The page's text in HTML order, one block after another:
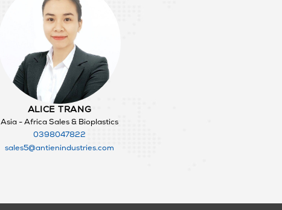
ALICE TRANG
Asia - Africa Sales & Bioplastics
0398047822
sales5@antienindustries.com